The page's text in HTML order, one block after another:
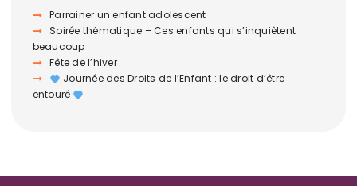
Parrainer un enfant adolescent
Soirée thématique – Ces enfants qui s’inquiètent
beaucoup
Fête de l’hiver
Journée des Droits de l’Enfant : le droit d’être
entouré